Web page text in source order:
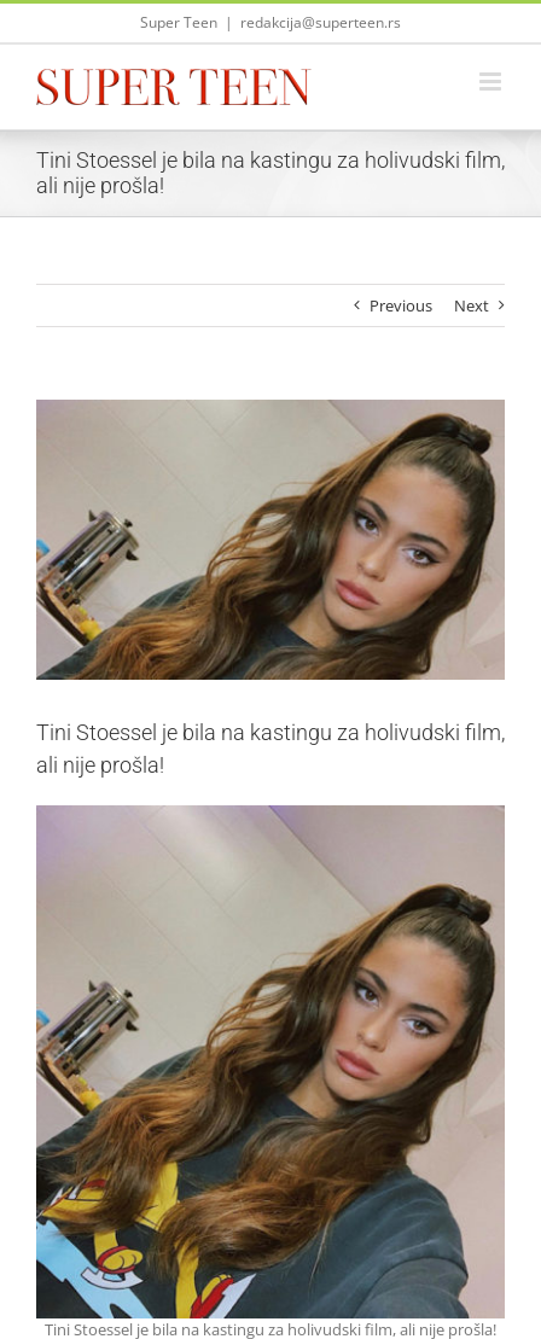
Skip
Super Teen | redakcija@superteen.rs
Tini Stoessel je bila na kastingu za holivudski film,
ali nije prošla!
Previous Next
Tini Stoessel je bila na kastingu za holivudski film,
ali nije prošla!
Tini Stoessel je bila na kastingu za holivudski film, ali nije prošla!